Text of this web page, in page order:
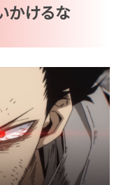
かけるな